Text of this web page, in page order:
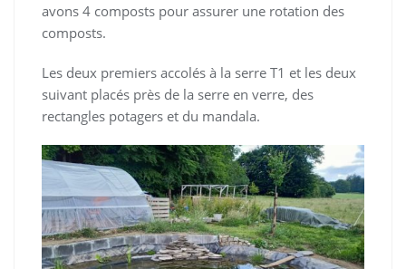
avons 4 composts pour assurer une rotation des
composts.
Les deux premiers accolés à la serre T1 et les deux
suivant placés près de la serre en verre, des
rectangles potagers et du mandala.